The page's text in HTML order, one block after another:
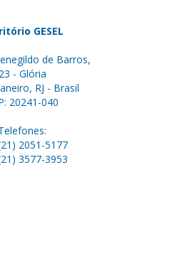
GESEL
de Barros,
23 - Glória
RJ - Brasil
20241-040
2051-5177
3577-3953